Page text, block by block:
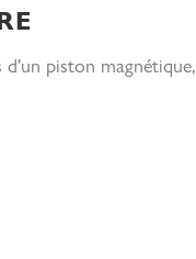
piston magnétique,